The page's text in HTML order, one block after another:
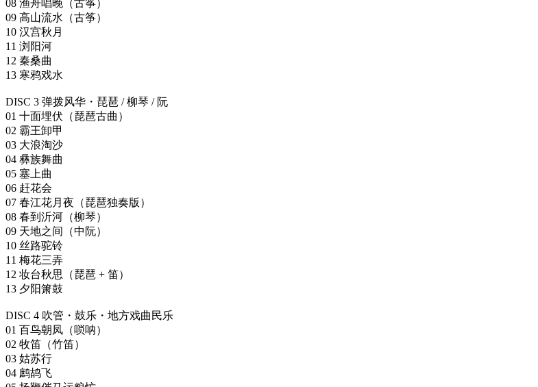
08 渔舟唱晚（古筝）
09 高山流水（古筝）
10 汉宫秋月
11 浏阳河
12 秦桑曲
13 寒鸦戏水
DISC 3 弹拨风华・琵琶 / 柳琴 / 阮
01 十面埋伏（琵琶古曲）
02 霸王卸甲
03 大浪淘沙
04 彝族舞曲
05 塞上曲
06 赶花会
07 春江花月夜（琵琶独奏版）
08 春到沂河（柳琴）
09 天地之间（中阮）
10 丝路驼铃
11 梅花三弄
12 妆台秋思（琵琶 + 笛）
13 夕阳箫鼓
DISC 4 吹管・鼓乐・地方戏曲民乐
01 百鸟朝凤（唢呐）
02 牧笛（竹笛）
03 姑苏行
04 鹧鸪飞